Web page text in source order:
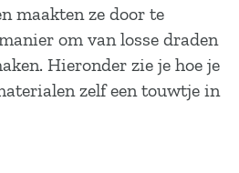
maakten ze door te
om van losse draden
Hieronder zie je hoe je
zelf een touwtje in